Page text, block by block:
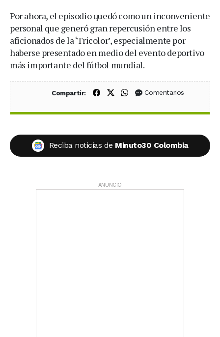
Por ahora, el episodio quedó como un inconveniente
personal que generó gran repercusión entre los
aficionados de la ‘Tricolor’, especialmente por
haberse presentado en medio del evento deportivo
más importante del fútbol mundial.
Compartir: Compartir en Facebook
Compartir en X (Twitter)
Compartir en WhatsApp
Comentarios
Reciba noticias de Minuto30 Colombia
ANUNCIO